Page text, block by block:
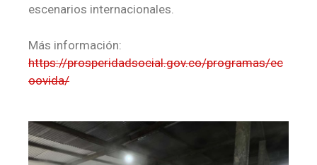
escenarios internacionales.
Más información:
https://prosperidadsocial.gov.co/programas/ec
oovida/